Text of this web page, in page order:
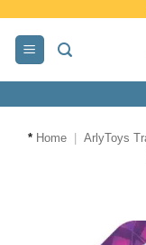
inhoud
* Home ArlyToys